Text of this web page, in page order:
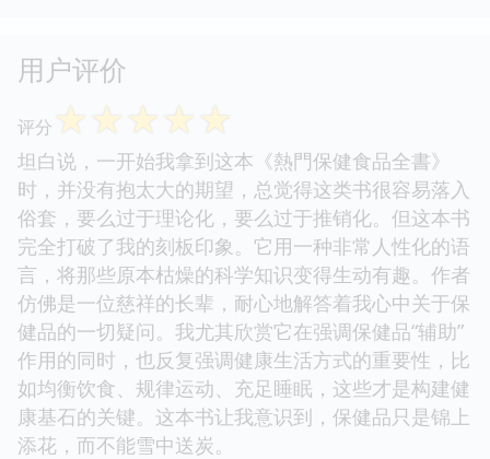
用户评价
评分 ☆☆☆☆☆
坦白说，一开始我拿到这本《熱門保健食品全書》
时，并没有抱太大的期望，总觉得这类书很容易落入
俗套，要么过于理论化，要么过于推销化。但这本书
完全打破了我的刻板印象。它用一种非常人性化的语
言，将那些原本枯燥的科学知识变得生动有趣。作者
仿佛是一位慈祥的长辈，耐心地解答着我心中关于保
健品的一切疑问。我尤其欣赏它在强调保健品“辅助”
作用的同时，也反复强调健康生活方式的重要性，比
如均衡饮食、规律运动、充足睡眠，这些才是构建健
康基石的关键。这本书让我意识到，保健品只是锦上
添花，而不能雪中送炭。